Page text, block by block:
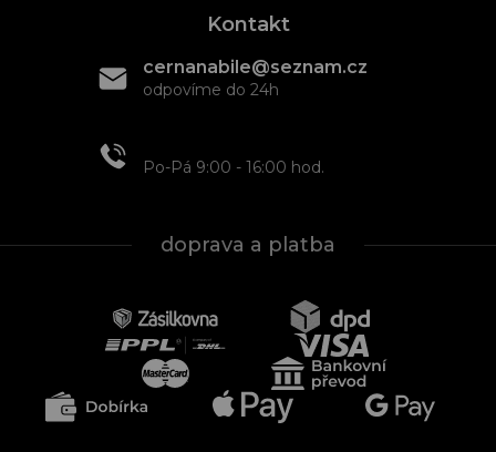
Kontakt
cernanabile@seznam.cz
odpovíme do 24h
Po-Pá 9:00 - 16:00 hod.
doprava a platba